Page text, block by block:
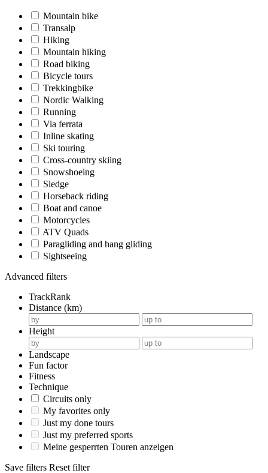
Mountain bike
Transalp
Hiking
Mountain hiking
Road biking
Bicycle tours
Trekkingbike
Nordic Walking
Running
Via ferrata
Inline skating
Ski touring
Cross-country skiing
Snowshoeing
Sledge
Horseback riding
Boat and canoe
Motorcycles
ATV Quads
Paragliding and hang gliding
Sightseeing
Advanced filters
TrackRank
Distance (km)
Height
Landscape
Fun factor
Fitness
Technique
Circuits only
My favorites only
Just my done tours
Just my preferred sports
Meine gesperrten Touren anzeigen
Save filters Reset filter